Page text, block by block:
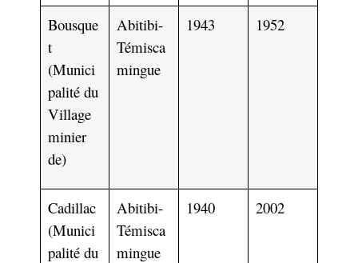
Bousque
t
(Munici
palité du
Village
minier
de)
Abitibi-
Témisca
mingue
1943 1952
Cadillac
(Munici
palité du
Abitibi-
Témisca
mingue
1940 2002